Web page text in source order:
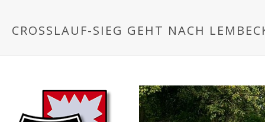
CROSSLAUF-SIEG GEHT NACH